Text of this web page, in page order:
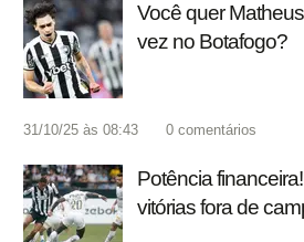
Você quer
vez no Botafogo?
31/10/25 às 08:43 0 comentários
Potência
vitórias fora de